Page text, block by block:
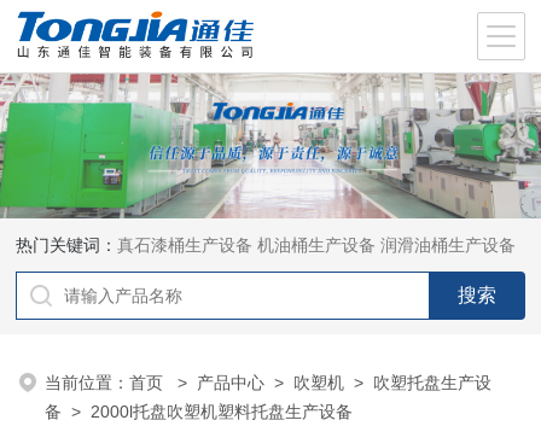
热门关键词：真石漆桶生产设备 机油桶生产设备 润滑油桶生产设备
当前位置：首页 > 产品中心 > 吹塑机 > 吹塑托盘生产设
备 > 2000l托盘吹塑机塑料托盘生产设备